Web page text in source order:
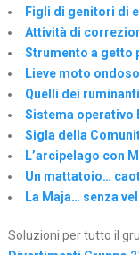
Figli di genitori di
Attività di
Strumento a getto
Lieve moto
Quelli dei
Sistema
Sigla della
L’arcipelago con
Un mattatoio…
La Maja… senza
Soluzioni per tutto il